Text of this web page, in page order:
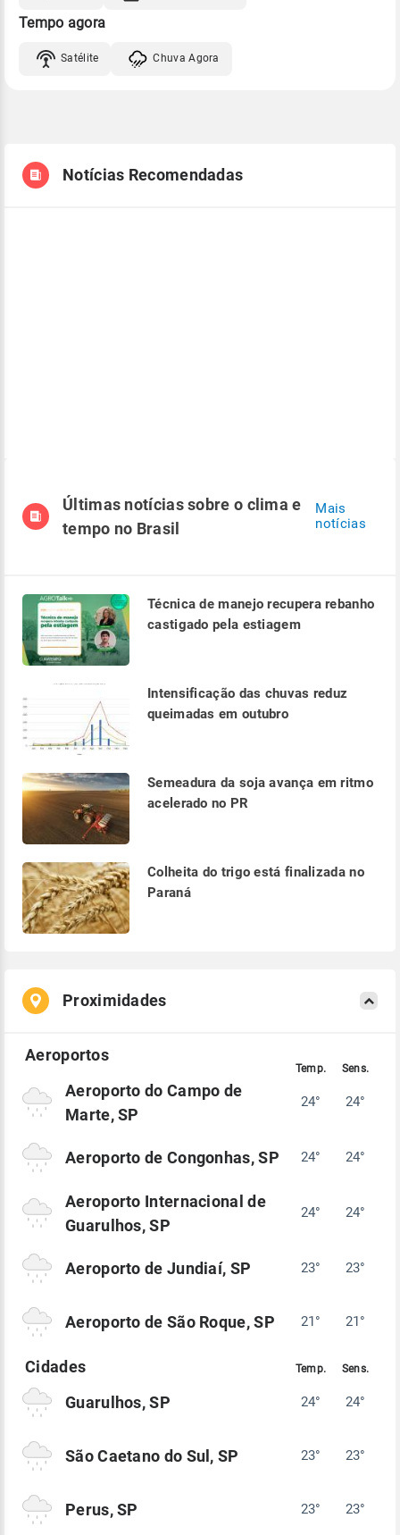
Tempo agora
Satélite Chuva Agora
Notícias Recomendadas
Últimas notícias sobre o clima e
tempo no Brasil
Mais
notícias
Técnica de manejo recupera rebanho
castigado pela estiagem
Intensificação das chuvas reduz
queimadas em outubro
Semeadura da soja avança em ritmo
acelerado no PR
Colheita do trigo está finalizada no
Paraná
Proximidades
Aeroporto do Campo de
Marte, SP
24° 24°
Aeroporto de Congonhas, SP 24° 24°
Aeroporto Internacional de
Guarulhos, SP
24° 24°
Aeroporto de Jundiaí, SP 23° 23°
Aeroporto de São Roque, SP 21° 21°
Guarulhos, SP 24° 24°
São Caetano do Sul, SP 23° 23°
Perus, SP 23° 23°